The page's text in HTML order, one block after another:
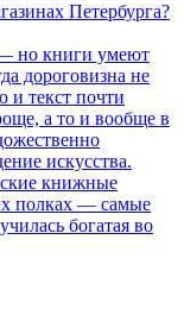
Петербурга?
но книги умеют
дороговизна не
текст почти
а то и вообще в
искусства.
книжные
полках — самые
богатая во